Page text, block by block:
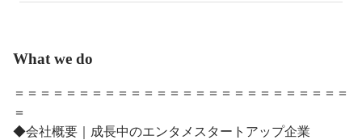
What we do
＝＝＝＝＝＝＝＝＝＝＝＝＝＝＝＝＝＝＝＝＝＝＝＝＝＝
＝
◆会社概要｜成長中のエンタメスタートアップ企業